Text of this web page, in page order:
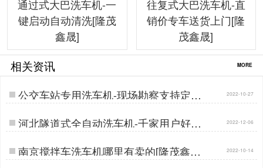
通过式大巴洗车机-一
键启动自动清洗[隆茂
鑫晟]
往复式大巴洗车机-直
销价专车送货上门[隆
茂鑫晟]
相关资讯 MORE
公交车站专用洗车机-现场勘察支持定制
[隆茂鑫晟]…
2022-10-27
河北隧道式全自动洗车机-千家用户好口
碑[隆茂鑫晟]…
2022-12-06
南京搅拌车洗车机哪里有卖的[隆茂鑫晟]
…
2022-10-14